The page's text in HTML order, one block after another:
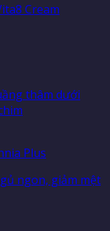
Cream
thâm dưới
ngon, giảm mệt